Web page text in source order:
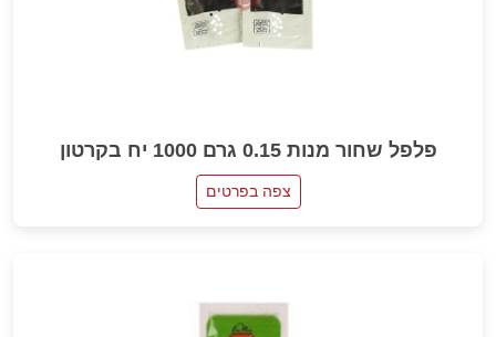
פלפל שחור מנות 0.15 גרם 1000 יח בקרטון
צפה בפרטים